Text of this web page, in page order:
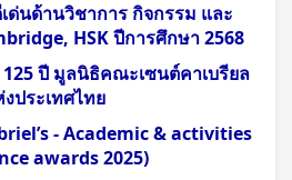
ด่นด้านวิชาการ กิจกรรม และ
HSK ปีการศึกษา 2568
ปี มูลนิธิคณะเซนต์คาเบรียล
ประเทศไทย
- Academic & activities
awards 2025)